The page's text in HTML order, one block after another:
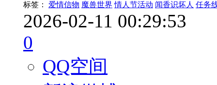
标签： 爱情信物 魔兽世界 情人节活动 闻香识坏人 任务
2026-02-11 00:29:53
0
QQ空间